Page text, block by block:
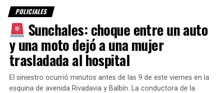
embrague
de
transmisión por cadena de cinco marchas; frenos
delanteros a disco y traseros disco o tambor; luces led;
dos bocinas; baulera; protecciones laterales; equipamiento
lumínico; sirena y sistema Tetra encriptado.
POLICIALES
Sunchales: choque entre un auto
y una moto dejó a una mujer
trasladada al hospital
El siniestro ocurrió minutos antes de las 9 de este viernes en la
esquina de avenida Rivadavia y Balbín. La conductora de la